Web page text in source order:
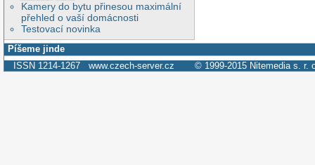
Kamery do bytu přinesou maximální
přehled o vaší domácnosti
Testovací novinka
Píšeme jinde
ISSN 1214-1267 www.czech-server.cz © 1999-2015 Nitemedia s. r.